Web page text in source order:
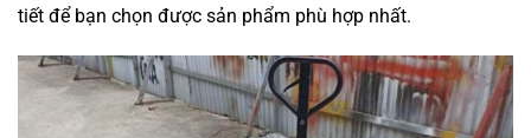
tiết để bạn chọn được sản phẩm phù hợp nhất.